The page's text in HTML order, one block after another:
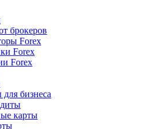
брокеров
Forex
Forex
Forex
бизнеса
карты